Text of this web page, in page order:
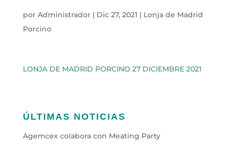
por Administrador| Dic 27, 2021 | Lonja de Madrid
Porcino
LONJA DE MADRID PORCINO 27 DICIEMBRE 2021
ÚLTIMAS NOTICIAS
Agemcex colabora con Meating Party